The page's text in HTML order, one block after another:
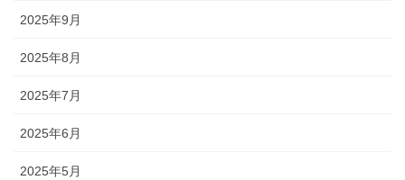
2025年9月
2025年8月
2025年7月
2025年6月
2025年5月